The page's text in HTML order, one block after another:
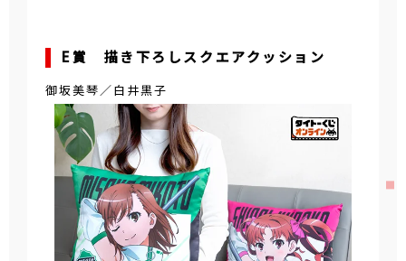
E賞 描き下ろしスクエアクッション
御坂美琴／白井黒子